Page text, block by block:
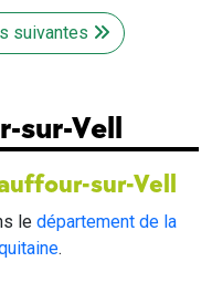
suivantes
sur-Vell
sur-Vell
le département de la
.